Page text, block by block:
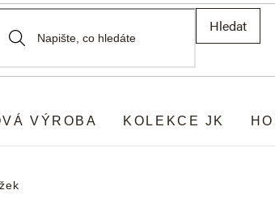
Hledat
VÝROBA KOLEKCE JK